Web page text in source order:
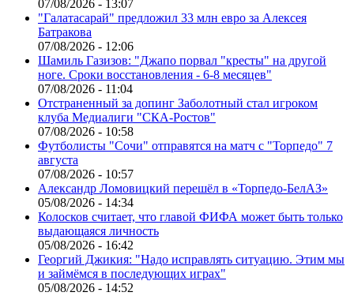
07/08/2026 - 13:07
"Галатасарай" предложил 33 млн евро за Алексея
Батракова
07/08/2026 - 12:06
Шамиль Газизов: "Джапо порвал "кресты" на другой
ноге. Сроки восстановления - 6-8 месяцев"
07/08/2026 - 11:04
Отстраненный за допинг Заболотный стал игроком
клуба Медиалиги "СКА-Ростов"
07/08/2026 - 10:58
Футболисты "Сочи" отправятся на матч с "Торпедо" 7
августа
07/08/2026 - 10:57
Александр Ломовицкий перешёл в «Торпедо-БелАЗ»
05/08/2026 - 14:34
Колосков считает, что главой ФИФА может быть только
выдающаяся личность
05/08/2026 - 16:42
Георгий Джикия: "Надо исправлять ситуацию. Этим мы
и займёмся в последующих играх"
05/08/2026 - 14:52